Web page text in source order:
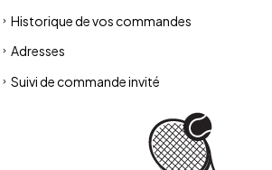
Historique de vos commandes
Adresses
Suivi de commande invité